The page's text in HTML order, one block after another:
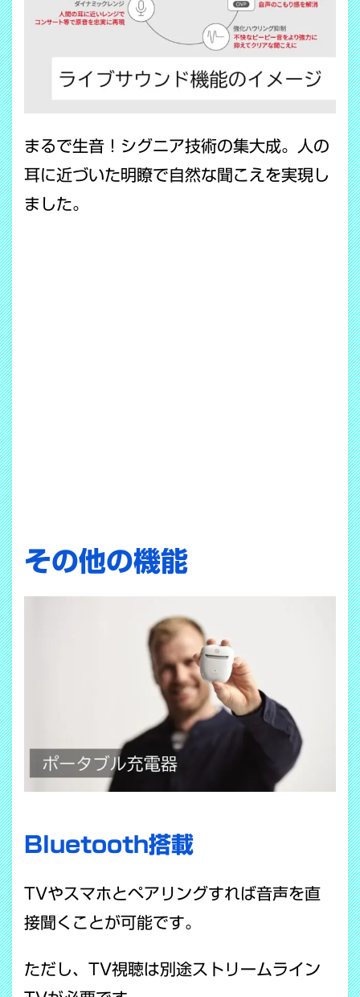
まるで生音！シグニア技術の集大成。人の
耳に近づいた明瞭で自然な聞こえを実現し
ました。
その他の機能
Bluetooth搭載
TVやスマホとペアリングすれば音声を直
接聞くことが可能です。
ただし、TV視聴は別途ストリームライン